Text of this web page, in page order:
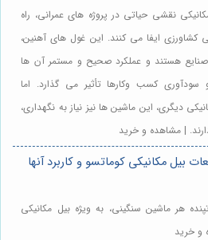
نقشی حیاتی در پروژه های عمرانی، راه
ایفا می کنند. این غول های آهنین،
هستند و عملکرد صحیح و مستمر آن ها
سودآوری کسب وکارها تأثیر می گذارد. اما
دیگری، این ماشین ها نیز نیاز به نگهداری،
| مشاهده و خرید
بیل مکانیکی کوماتسو و کاربرد آنها
هر ماشین سنگینی، به ویژه بیل مکانیکی
و خرید